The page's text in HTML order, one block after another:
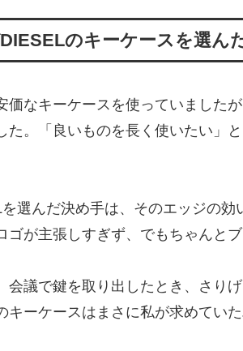
のキーケースを選ん
価なキーケースを使っていました
た。「良いものを長く使いたい」
選んだ決め手は、そのエッジの
ゴが主張しすぎず、でもちゃんと
会議で鍵を取り出したとき、さり
キーケースはまさに私が求めてい